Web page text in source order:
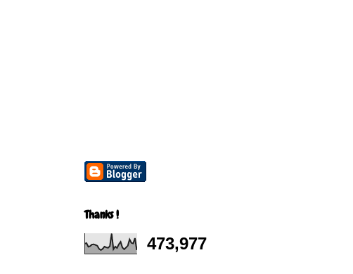
Thanks !
473,977